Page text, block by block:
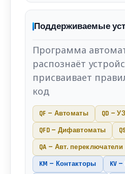
Поддерживаемые
Программа
распознаёт
присваивает
код
QF — Автоматы QD —
QFD — Дифавтоматы
QA — Авт. переключатели
KM — Контакторы KV